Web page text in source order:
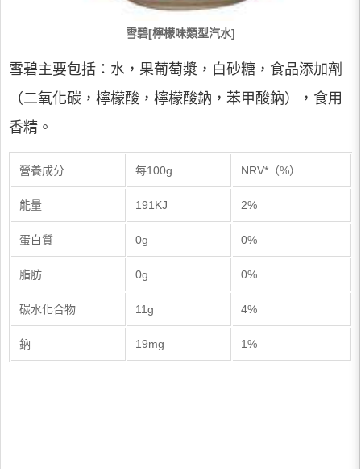
雪碧[檸檬味類型汽水]
雪碧主要包括：水，果葡萄漿，白砂糖，食品添加劑
（二氧化碳，檸檬酸，檸檬酸鈉，苯甲酸鈉），食用
香精。
營養成分 每100g NRV*（%）
能量 191KJ 2%
蛋白質 0g 0%
脂肪 0g 0%
碳水化合物 11g 4%
鈉 19mg 1%